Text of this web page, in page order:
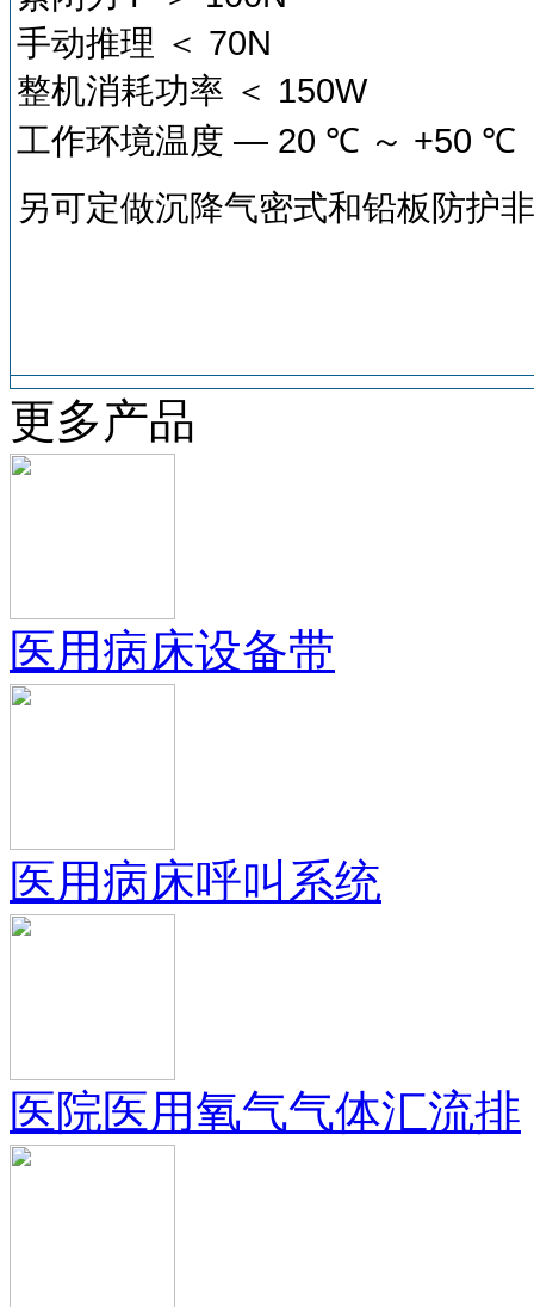
手动推理 ＜ 70N
整机消耗功率 ＜ 150W
工作环境温度 — 20 ℃ ～ +50 ℃
另可定做沉降气密式和铅板防护
更多产品
医用病床设备带
医用病床呼叫系统
医院医用氧气气体汇流排